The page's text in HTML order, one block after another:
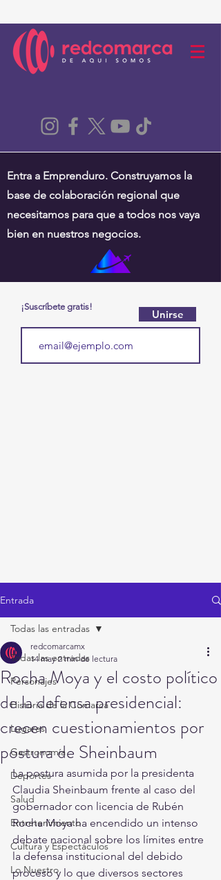
Entra a Emprenduro. Construyamos la
base de colaboración regional que
necesitamos para que a todos nos vaya
bien en nuestros negocios.
¡Suscríbete gratis!
Unirse
Entrada
Todas las entradas
Personajes
Historia de la Comarca
Lugares
Gastronomía
Deportes
Salud
Entretenimiento
Cultura y Espectáculos
Lo Nuestro
Todas las entradas
Rocha Moya y el costo político
de la defensa presidencial:
crecen cuestionamientos por
postura de Sheinbaum
redcomarcamx
14 may 2 min de lectura
La postura asumida por la presidenta
Claudia Sheinbaum frente al caso del
gobernador con licencia de Rubén
Rocha Moya ha encendido un intenso
debate nacional sobre los límites entre
la defensa institucional del debido
proceso y lo que diversos sectores